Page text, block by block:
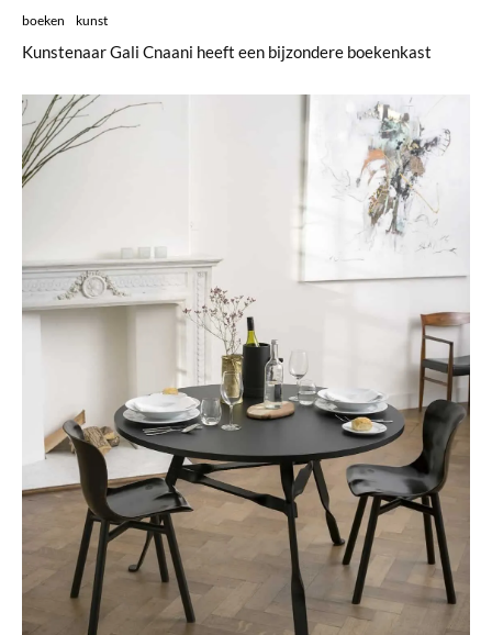
boeken kunst
Kunstenaar Gali Cnaani heeft een bijzondere boekenkast